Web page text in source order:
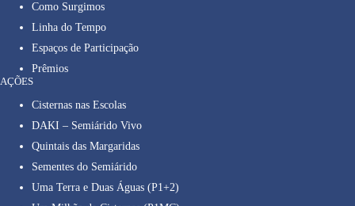
Como Surgimos
Linha do Tempo
Espaços de Participação
Prêmios
AÇÕES
Cisternas nas Escolas
DAKI – Semiárido Vivo
Quintais das Margaridas
Sementes do Semiárido
Uma Terra e Duas Águas (P1+2)